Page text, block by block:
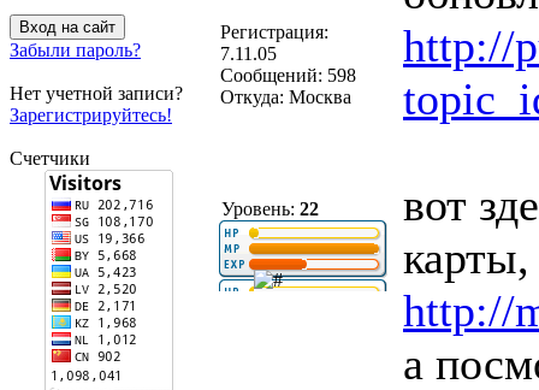
Забыли пароль?
Нет учетной записи?
Зарегистрируйтесь!
Счетчики
Регистрация:
7.11.05
Сообщений: 598
Откуда: Москва
Уровень: 22
http://
вот
http://
а